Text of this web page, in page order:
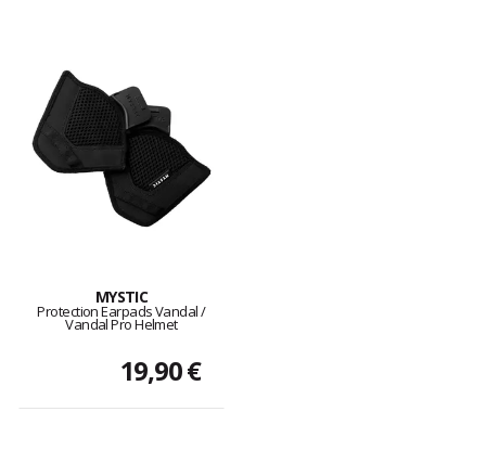
MYSTIC
Protection Earpads Vandal /
Vandal Pro Helmet
19,90 €